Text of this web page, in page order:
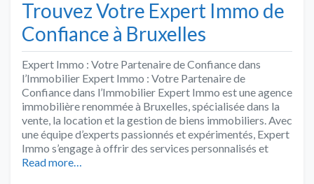
Trouvez Votre Expert Immo de
Confiance à Bruxelles
Expert Immo : Votre Partenaire de Confiance dans
l’Immobilier Expert Immo : Votre Partenaire de
Confiance dans l’Immobilier Expert Immo est une agence
immobilière renommée à Bruxelles, spécialisée dans la
vente, la location et la gestion de biens immobiliers. Avec
une équipe d’experts passionnés et expérimentés, Expert
Immo s’engage à offrir des services personnalisés et
Read more…